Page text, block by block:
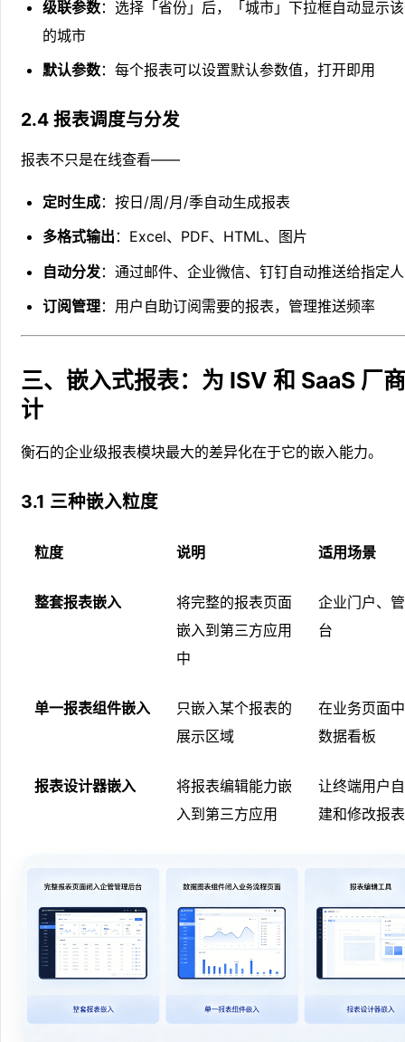
级联参数：选择「省份」后，「城市」下拉框自动显示
的城市
默认参数：每个报表可以设置默认参数值，打开即用
2.4 报表调度与分发
报表不只是在线查看——
定时生成：按日/周/月/季自动生成报表
多格式输出 ：Excel、PDF、HTML、图片
自动分发：通过邮件、企业微信、钉钉自动推送给指定
订阅管理：用户自助订阅需要的报表，管理推送频率
三、嵌入式报表：为 ISV 和 SaaS 厂
计
衡石的企业级报表模块最大的差异化在于它的嵌入能力。
3.1 三种嵌入粒度
粒度 说明 适用场景
整套报表嵌入
将完整的报表页面
嵌入到第三方应用
中
企业门户、
台
单一报表组件嵌入
只嵌入某个报表的
展示区域
在业务页面
数据看板
报表设计器嵌入
将报表编辑能力嵌
入到第三方应用
让终端用户
建和修改报表